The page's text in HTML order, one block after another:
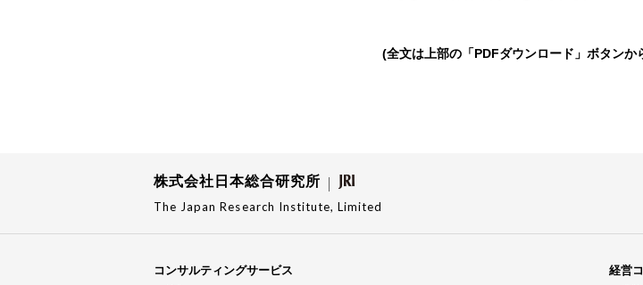
(全文は上部の「PDFダウンロード」ボタンか
株式会社日本総合研究所
The Japan Research Institute, Limited
コンサルティングサービス 経営